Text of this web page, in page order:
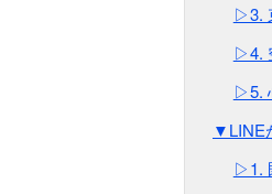
▷3.
▷4.
▷5.
▼LINE
▷1.